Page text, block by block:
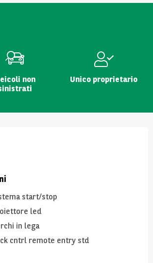
non
Unico proprietario
start/stop
led
in lega
cntrl remote entry std